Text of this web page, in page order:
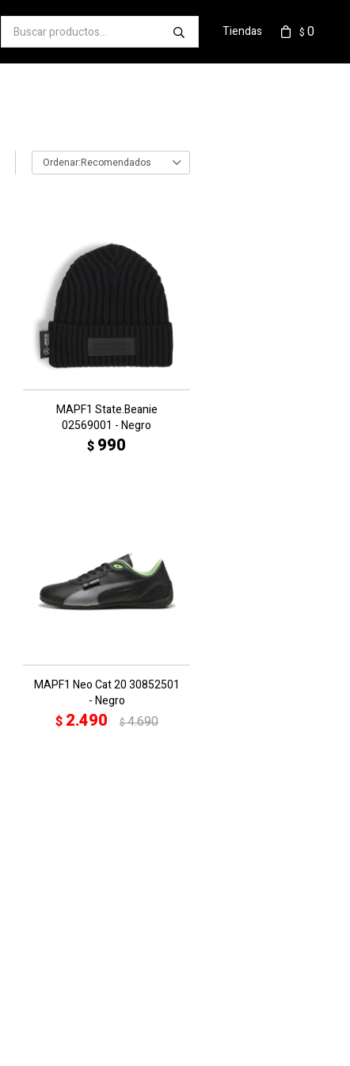
$ 0
Tiendas
Recomendados
MAPF1 State.Beanie
02569001 - Negro
$ 990
MAPF1 Neo Cat 20 30852501
- Negro
$ 2.490 $4.690